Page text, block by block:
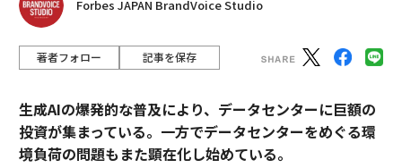
Forbes JAPAN BrandVoice Studio
著者フォロー 記事を保存
生成AIの爆発的な普及により、データセンターに巨額の
投資が集まっている。一方でデータセンターをめぐる環
境負荷の問題もまた顕在化し始めている。